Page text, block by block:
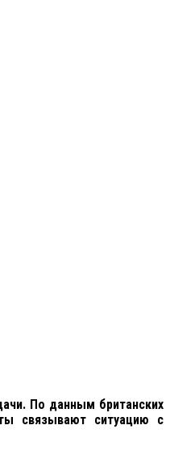
По данным британских
связывают ситуацию с